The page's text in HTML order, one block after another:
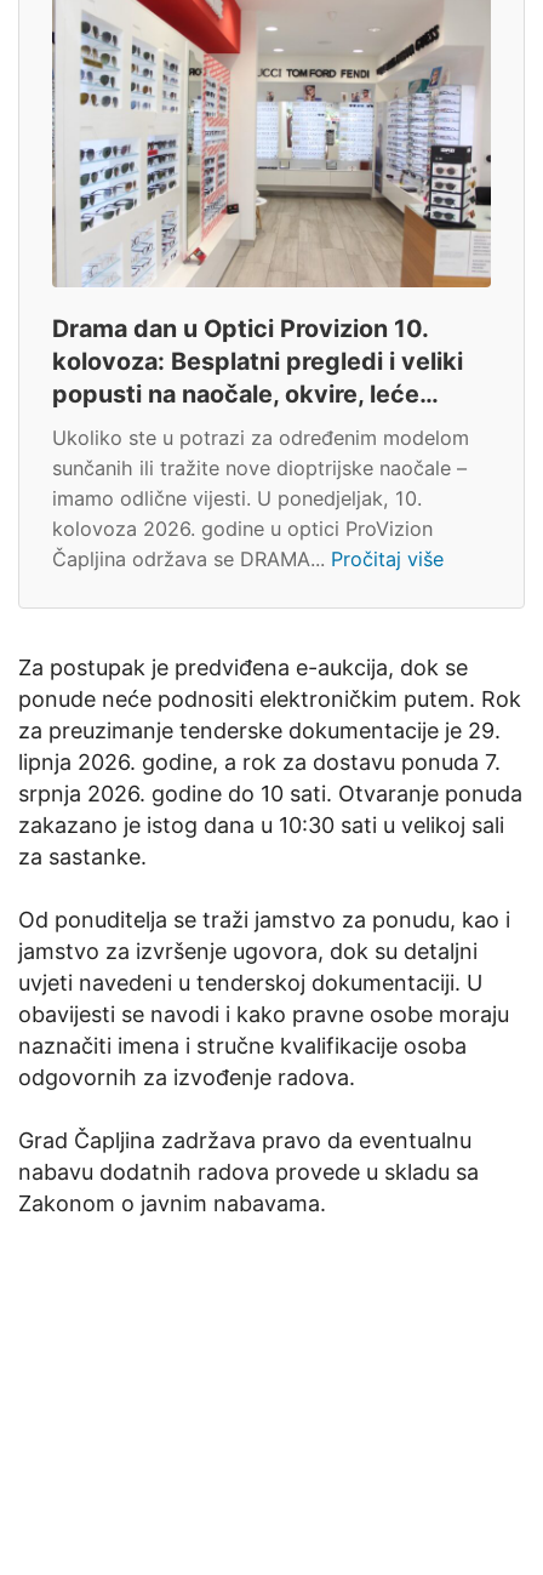
Drama dan u Optici Provizion 10.
kolovoza: Besplatni pregledi i veliki
popusti na naočale, okvire, leće…
Ukoliko ste u potrazi za određenim modelom
sunčanih ili tražite nove dioptrijske naočale –
imamo odlične vijesti. U ponedjeljak, 10.
kolovoza 2026. godine u optici ProVizion
Čapljina održava se DRAMA... Pročitaj više
Za postupak je predviđena e-aukcija, dok se
ponude neće podnositi elektroničkim putem. Rok
za preuzimanje tenderske dokumentacije je 29.
lipnja 2026. godine, a rok za dostavu ponuda 7.
srpnja 2026. godine do 10 sati. Otvaranje ponuda
zakazano je istog dana u 10:30 sati u velikoj sali
za sastanke.
Od ponuditelja se traži jamstvo za ponudu, kao i
jamstvo za izvršenje ugovora, dok su detaljni
uvjeti navedeni u tenderskoj dokumentaciji. U
obavijesti se navodi i kako pravne osobe moraju
naznačiti imena i stručne kvalifikacije osoba
odgovornih za izvođenje radova.
Grad Čapljina zadržava pravo da eventualnu
nabavu dodatnih radova provede u skladu sa
Zakonom o javnim nabavama.